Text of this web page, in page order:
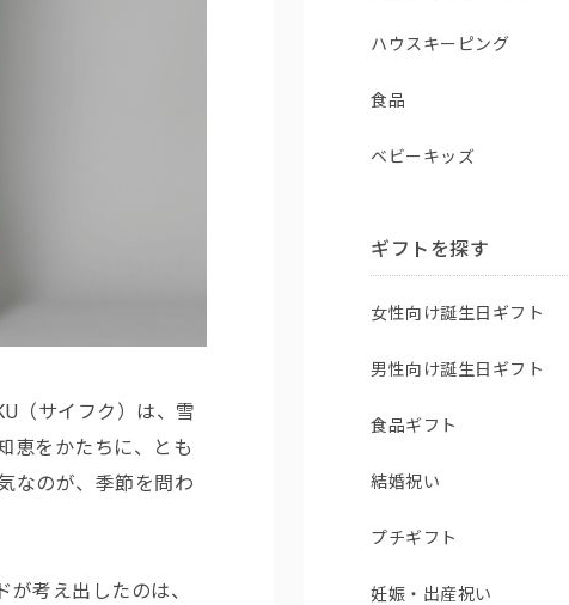
（サイフク）は、雪
恵をかたちに、とも
なのが、季節を問わ
考え出したのは、
ハウスキーピング
食品
ベビーキッズ
ギフトを探す
女性向け誕生日ギフト
男性向け誕生日ギフト
食品ギフト
結婚祝い
プチギフト
妊娠・出産祝い